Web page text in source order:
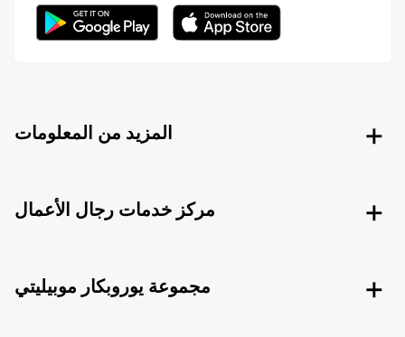
المزيد من المعلومات
مركز خدمات رجال الأعمال
مجموعة يوروبكار موبيليتي